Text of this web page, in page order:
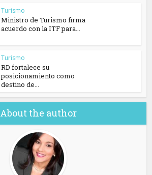
Turismo
Ministro de Turismo firma
acuerdo con la ITF para...
Turismo
RD fortalece su
posicionamiento como
destino de...
About the author